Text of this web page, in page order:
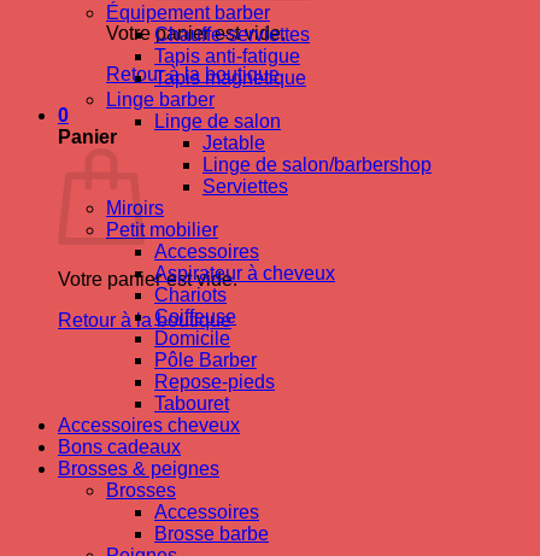
Votre panier est vide.
Retour à la boutique
0
Panier
Votre panier est vide.
Retour à la boutique
Équipement barber
Chauffe-serviettes
Tapis anti-fatigue
Tapis magnetique
Linge barber
Linge de salon
Jetable
Linge de salon/barbershop
Serviettes
Miroirs
Petit mobilier
Accessoires
Aspirateur à cheveux
Chariots
Coiffeuse
Domicile
Pôle Barber
Repose-pieds
Tabouret
Accessoires cheveux
Bons cadeaux
Brosses & peignes
Brosses
Accessoires
Brosse barbe